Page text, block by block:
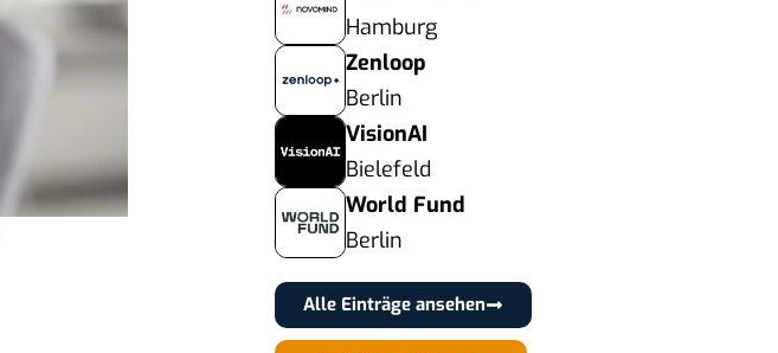
Hamburg
Zenloop
Berlin
VisionAI
Bielefeld
World Fund
Berlin
Alle Einträge ansehen